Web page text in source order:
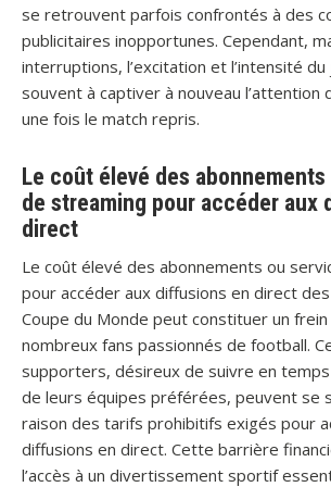
se retrouvent parfois confrontés à des
publicitaires inopportunes. Cependant,
interruptions, l’excitation et l’intensité
souvent à captiver à nouveau l’attention
une fois le match repris.
Le coût élevé des
de streaming pour accéder aux
direct
Le coût élevé des abonnements ou
pour accéder aux diffusions en direct
Coupe du Monde peut constituer un
nombreux fans passionnés de football.
supporters, désireux de suivre en
de leurs équipes préférées, peuvent se
raison des tarifs prohibitifs exigés pour
diffusions en direct. Cette barrière
l’accès à un divertissement sportif